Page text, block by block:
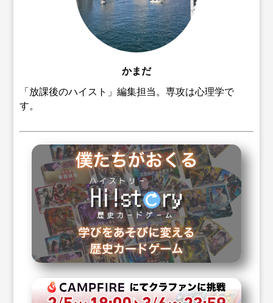
かまだ
「放課後のハイスト」編集担当。専攻は心理学で
す。